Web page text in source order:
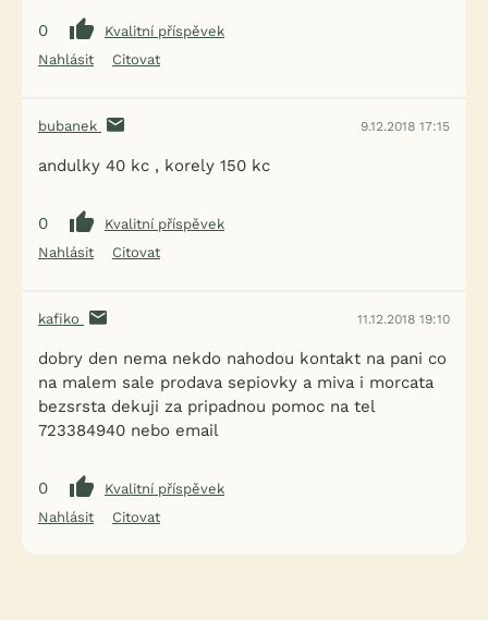
0
Kvalitní příspěvek
Nahlásit
Citovat
bubanek 9.12.2018 17:15
andulky 40 kc , korely 150 kc
0
Kvalitní příspěvek
Nahlásit
Citovat
kafiko 11.12.2018 19:10
dobry den nema nekdo nahodou kontakt na pani co
na malem sale prodava sepiovky a miva i morcata
bezsrsta dekuji za pripadnou pomoc na tel
723384940 nebo email
0
Kvalitní příspěvek
Nahlásit
Citovat